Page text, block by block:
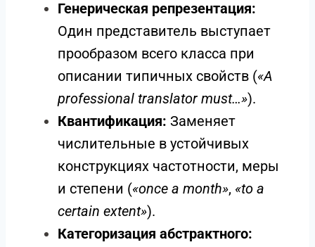
Генерическая репрезентация:
Один представитель выступает
прообразом всего класса при
описании типичных свойств («A
professional translator must…»).
Квантификация: Заменяет
числительные в устойчивых
конструкциях частотности, меры
и степени («once a month», «to a
certain extent»).
Категоризация абстрактного: